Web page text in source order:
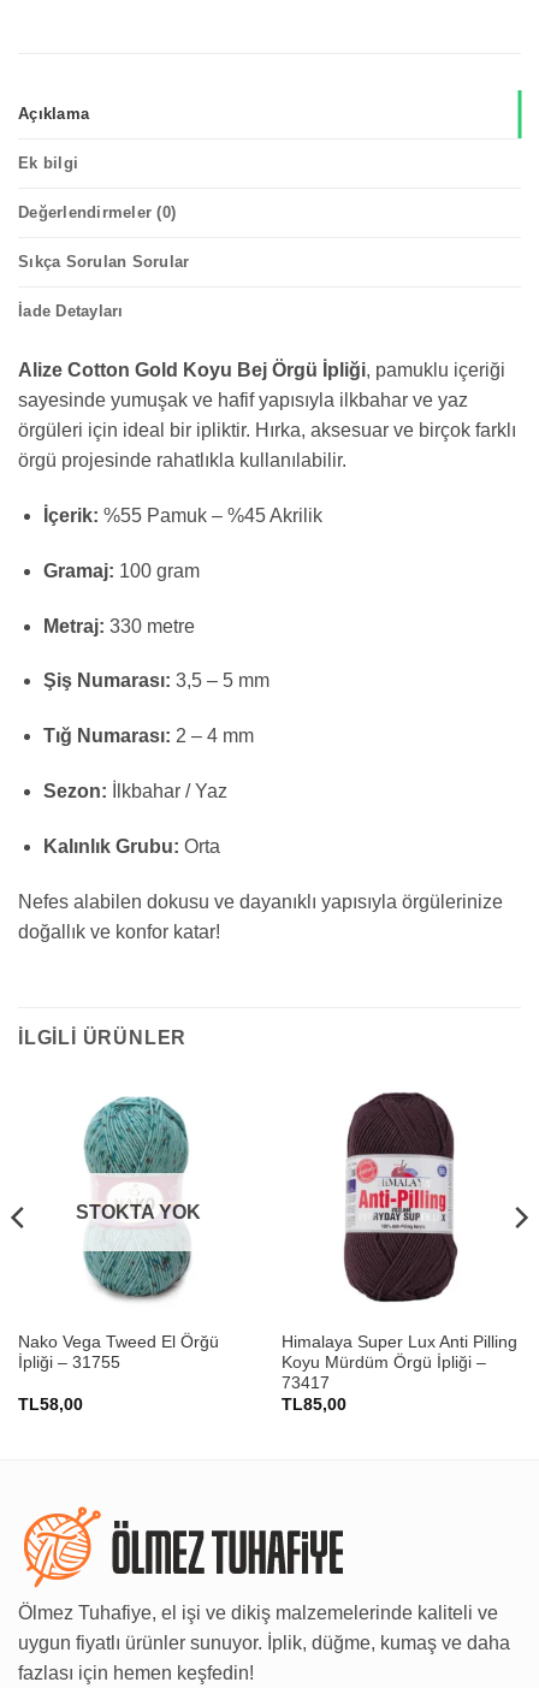
Açıklama
Ek bilgi
Değerlendirmeler (0)
Sıkça Sorulan Sorular
İade Detayları
Alize Cotton Gold Koyu Bej Örgü İpliği, pamuklu içeriği
sayesinde yumuşak ve hafif yapısıyla ilkbahar ve yaz
örgüleri için ideal bir ipliktir. Hırka, aksesuar ve birçok farklı
örgü projesinde rahatlıkla kullanılabilir.
İçerik: %55 Pamuk – %45 Akrilik
Gramaj: 100 gram
Metraj: 330 metre
Şiş Numarası: 3,5 – 5 mm
Tığ Numarası: 2 – 4 mm
Sezon: İlkbahar / Yaz
Kalınlık Grubu: Orta
Nefes alabilen dokusu ve dayanıklı yapısıyla örgülerinize
doğallık ve konfor katar!
İLGILI ÜRÜNLER
STOKTA YOK
Nako Vega Tweed El Örğü
İpliği – 31755
TL58,00
Himalaya Super Lux Anti Pilling
Koyu Mürdüm Örgü İpliği –
73417
TL85,00
Ölmez Tuhafiye, el işi ve dikiş malzemelerinde kaliteli ve
uygun fiyatlı ürünler sunuyor. İplik, düğme, kumaş ve daha
fazlası için hemen keşfedin!